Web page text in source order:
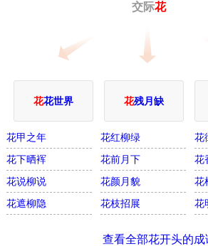
交际花
花花世界 花残月缺
花甲之年 花红柳绿
花
花下晒裈 花前月下
花
花说柳说 花颜月貌
花
花遮柳隐 花枝招展 花
查看全部花开头的成